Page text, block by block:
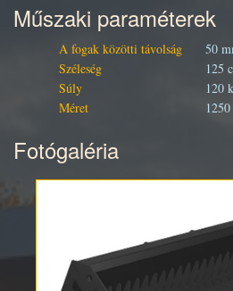
Műszaki paraméterek
A fogak közötti távolság
50
Széleség
125
Súly
120
Méret
Fotógaléria